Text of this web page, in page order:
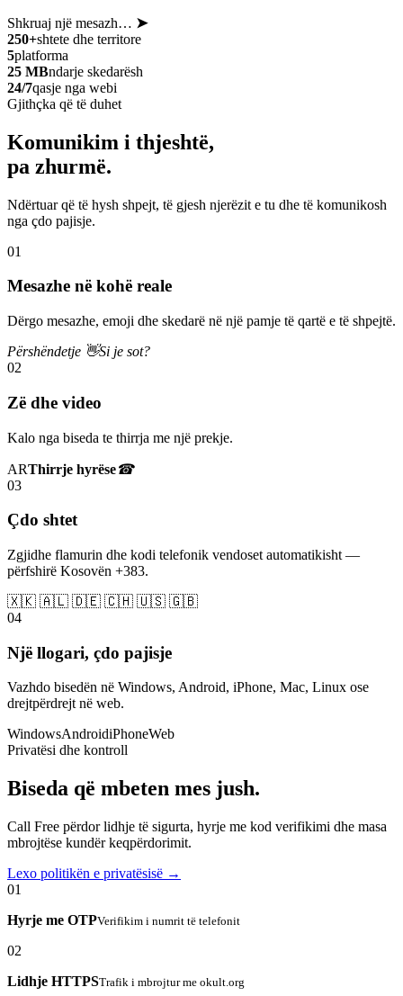
Shkruaj një mesazh… ➤
250+shtete dhe territore
5platforma
25 MBndarje skedarësh
24/7qasje nga webi
Gjithçka që të duhet
Komunikim i thjeshtë,
pa zhurmë.
Ndërtuar që të hysh shpejt, të gjesh njerëzit e tu dhe të komunikosh
nga çdo pajisje.
01
Mesazhe në kohë reale
Dërgo mesazhe, emoji dhe skedarë në një pamje të qartë e të shpejtë.
Përshëndetje 👋Si je sot?
02
Zë dhe video
Kalo nga biseda te thirrja me një prekje.
ARThirrje hyrëse☎
03
Çdo shtet
Zgjidhe flamurin dhe kodi telefonik vendoset automatikisht —
përfshirë Kosovën +383.
🇽🇰 🇦🇱 🇩🇪 🇨🇭 🇺🇸 🇬🇧
04
Një llogari, çdo pajisje
Vazhdo bisedën në Windows, Android, iPhone, Mac, Linux ose
drejtpërdrejt në web.
WindowsAndroidiPhoneWeb
Privatësi dhe kontroll
Biseda që mbeten mes jush.
Call Free përdor lidhje të sigurta, hyrje me kod verifikimi dhe masa
mbrojtëse kundër keqpërdorimit.
Lexo politikën e privatësisë →
01
Hyrje me OTPVerifikim i numrit të telefonit
02
Lidhje HTTPSTrafik i mbrojtur me okult.org